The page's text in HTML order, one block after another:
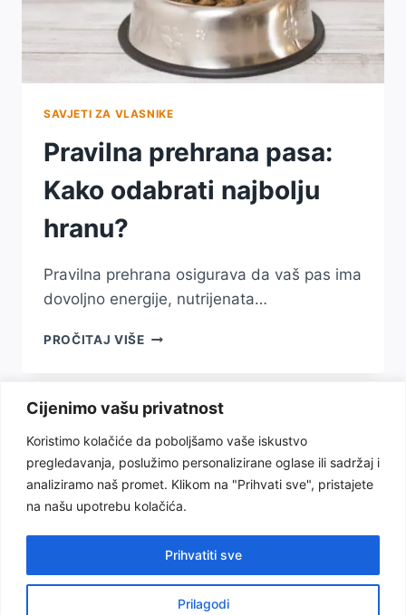
Cijenimo vašu privatnost
Koristimo kolačiće da poboljšamo vaše iskustvo
pregledavanja, poslužimo personalizirane oglase ili sadržaj i
analiziramo naš promet. Klikom na "Prihvati sve", pristajete
na našu upotrebu kolačića.
Prilagodi
Prihvatiti sve
SAVJETI ZA VLASNIKE
Pravilna prehrana pasa:
Kako odabrati najbolju
hranu?
Pravilna prehrana osigurava da vaš pas ima
dovoljno energije, nutrijenata…
PROČITAJ VIŠE PRAVILNA
ODABRATI
HRANU?
Uslovi korištenja
Politika privatnosti
O nama
Odricanje od odgovornosti